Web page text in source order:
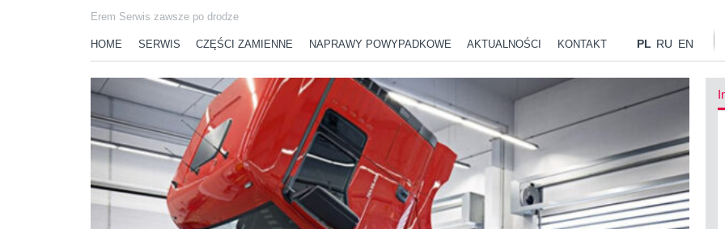
Erem Serwis zawsze po drodze
HOME SERWIS CZĘŚCI ZAMIENNE NAPRAWY POWYPADKOWE AKTUALNOŚCI KONTAKT PL RU EN